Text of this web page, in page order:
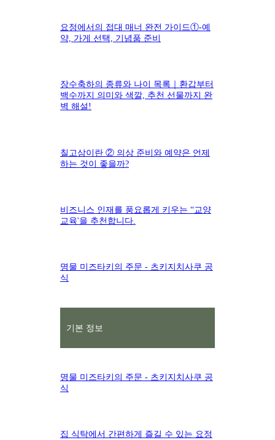
요정에서의 접대 매너 완전 가이드①-예
약, 가게 선택, 기념품 준비
장수축하의 종류와 나이 목록｜환갑부터
백수까지 의미와 색깔, 추천 선물까지 완
벽 해설!
칠고삼이란 ② 의상 준비와 예약은 언제
하는 것이 좋을까?
비즈니스 인재를 풍요롭게 키우는 “교양
교육'을 추천합니다.
명물 미즈타키의 주문 - 츠키지치사쿠 공
식
기본 정보
명물 미즈타키의 주문 - 츠키지치사쿠 공
식
집 식탁에서 간편하게 즐길 수 있는 요정